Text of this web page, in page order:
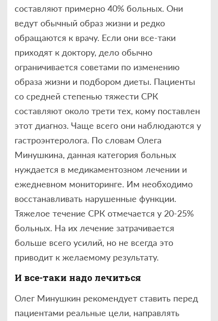
составляют примерно 40% больных. Они
ведут обычный образ жизни и редко
обращаются к врачу. Если они все-таки
приходят к доктору, дело обычно
ограничивается советами по изменению
образа жизни и подбором диеты. Пациенты
со средней степенью тяжести СРК
составляют около трети тех, кому поставлен
этот диагноз. Чаще всего они наблюдаются у
гастроэнтеролога. По словам Олега
Минушкина, данная категория больных
нуждается в медикаментозном лечении и
ежедневном мониторинге. Им необходимо
восстанавливать нарушенные функции.
Тяжелое течение СРК отмечается у 20-25%
больных. На их лечение затрачивается
больше всего усилий, но не всегда это
приводит к желаемому результату.
И все-таки надо лечиться
Олег Минушкин рекомендует ставить перед
пациентами реальные цели, направлять